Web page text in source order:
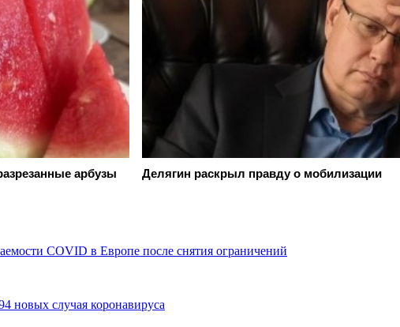
арбузы Делягин раскрыл правду о мобилизации
COVID в Европе после снятия ограничений
новых случая коронавируса